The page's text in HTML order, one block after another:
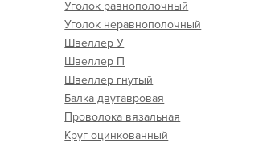
Уголок равнополочный
Уголок неравнополочный
Швеллер У
Швеллер П
Швеллер гнутый
Балка двутавровая
Проволока вязальная
Круг оцинкованный